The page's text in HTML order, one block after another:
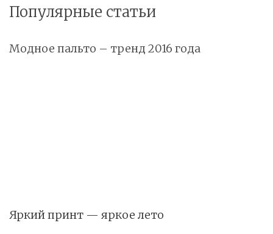
Популярные статьи
Модное пальто – тренд 2016 года
Яркий принт — яркое лето